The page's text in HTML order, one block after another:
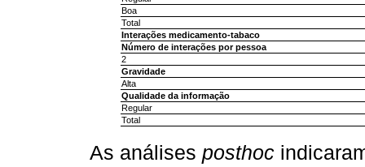
Boa
Total
Interações medicamento-tabaco
Número de interações por pessoa
2
Gravidade
Alta
Qualidade da informação
Regular
Total
As análises posthoc